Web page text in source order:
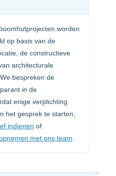
worden
op basis van de
de constructieve
architecturale
bespreken de
in de
enige verplichting
het gesprek te starten,
indienen of
met ons team